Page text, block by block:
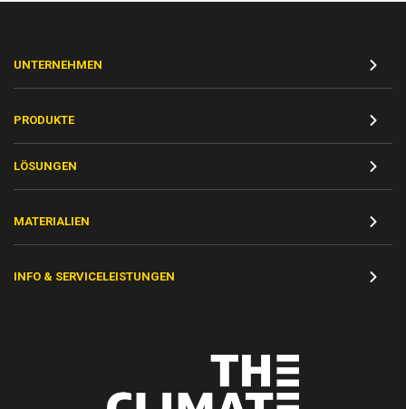
UNTERNEHMEN
PRODUKTE
LÖSUNGEN
MATERIALIEN
INFO & SERVICELEISTUNGEN